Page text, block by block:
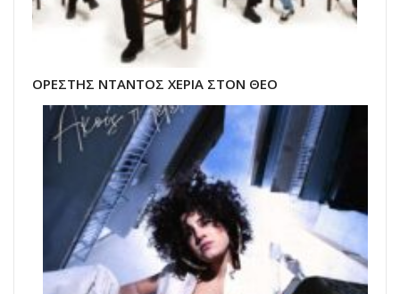
ΟΡΕΣΤΗΣ ΝΤΑΝΤΟΣ ΧΕΡΙΑ ΣΤΟΝ ΘΕΟ